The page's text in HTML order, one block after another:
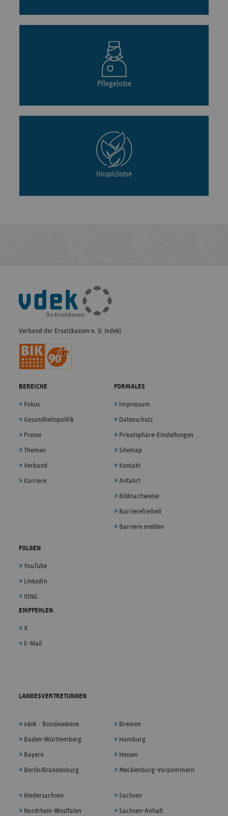
Pflegelotse
Hospizlotse
Fußleisten-
Navigation
Verband der Ersatzkassen e. V. (vdek)
BEREICHE
Fokus
Gesundheitspolitik
Presse
Themen
Verband
Karriere
FORMALES
Impressum
Datenschutz
Privatsphäre-Einstellungen
Sitemap
Kontakt
Anfahrt
Bildnachweise
Barrierefreiheit
Barriere melden
FOLGEN
YouTube
LinkedIn
XING
EMPFEHLEN
X
E-Mail
LANDESVERTRETUNGEN
vdek - Bundesebene
Baden-Württemberg
Bayern
Berlin/Brandenburg
Bremen
Hamburg
Hessen
Mecklenburg-Vorpommern
Niedersachsen
Nordrhein-Westfalen
Sachsen
Sachsen-Anhalt